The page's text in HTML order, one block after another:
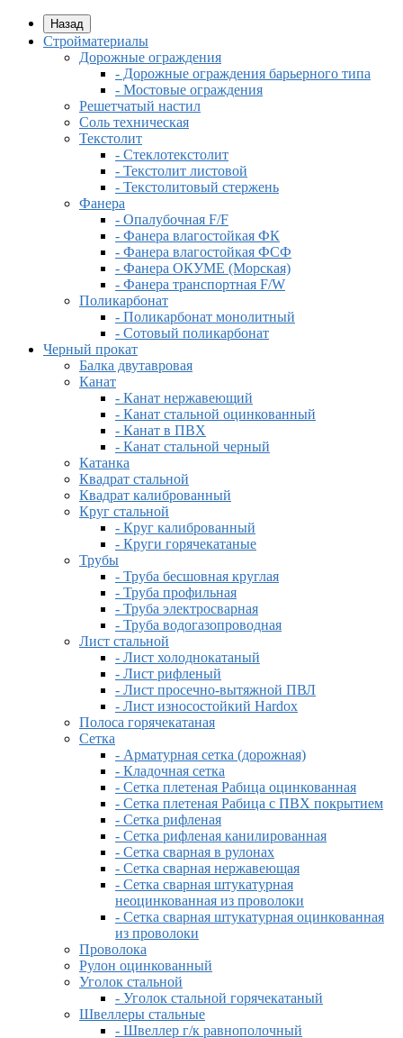
Назад
Стройматериалы
Дорожные ограждения
- Дорожные ограждения барьерного типа
- Мостовые ограждения
Решетчатый настил
Соль техническая
Текстолит
- Стеклотекстолит
- Текстолит листовой
- Текстолитовый стержень
Фанера
- Опалубочная F/F
- Фанера влагостойкая ФК
- Фанера влагостойкая ФСФ
- Фанера ОКУМЕ (Морская)
- Фанера транспортная F/W
Поликарбонат
- Поликарбонат монолитный
- Сотовый поликарбонат
Черный прокат
Балка двутавровая
Канат
- Канат нержавеющий
- Канат стальной оцинкованный
- Канат в ПВХ
- Канат стальной черный
Катанка
Квадрат стальной
Квадрат калиброванный
Круг стальной
- Круг калиброванный
- Круги горячекатаные
Трубы
- Труба бесшовная круглая
- Труба профильная
- Труба электросварная
- Труба водогазопроводная
Лист стальной
- Лист холоднокатаный
- Лист рифленый
- Лист просечно-вытяжной ПВЛ
- Лист износостойкий Hardox
Полоса горячекатаная
Сетка
- Арматурная сетка (дорожная)
- Кладочная сетка
- Сетка плетеная Рабица оцинкованная
- Сетка плетеная Рабица с ПВХ покрытием
- Сетка рифленая
- Сетка рифленая канилированная
- Сетка сварная в рулонах
- Сетка сварная нержавеющая
- Сетка сварная штукатурная
неоцинкованная из проволоки
- Сетка сварная штукатурная оцинкованная
из проволоки
Проволока
Рулон оцинкованный
Уголок стальной
- Уголок стальной горячекатаный
Швеллеры стальные
- Швеллер г/к равнополочный